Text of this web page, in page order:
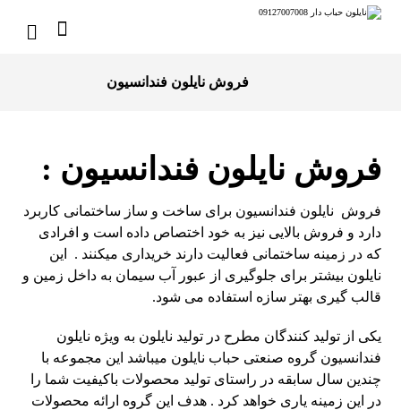
فروش نایلون فندانسیون
فروش نایلون فندانسیون :
فروش نایلون فندانسیون برای ساخت و ساز ساختمانی کاربرد
دارد و فروش بالایی نیز به خود اختصاص داده است و افرادی
که در زمینه ساختمانی فعالیت دارند خریداری میکنند . این
نایلون بیشتر برای جلوگیری از عبور آب سیمان به داخل زمین و
قالب گیری بهتر سازه استفاده می شود.
یکی از تولید کنندگان مطرح درتولید نایلون به ویژه نایلون
فندانسیون گروه صنعتی حباب نایلون میباشد این مجموعه با
چندین سال سابقه در راستای تولید محصولات باکیفیت شما را
در این زمینه یاری خواهد کرد . هدف این گروه ارائه محصولات